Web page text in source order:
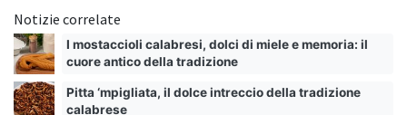
Notizie correlate
I mostaccioli calabresi, dolci di miele e memoria: il
cuore antico della tradizione
Pitta ‘mpigliata, il dolce intreccio della tradizione
calabrese